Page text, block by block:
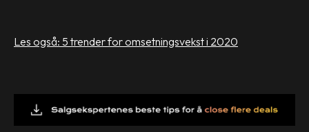
Les også: 5 trender for omsetningsvekst i 2020